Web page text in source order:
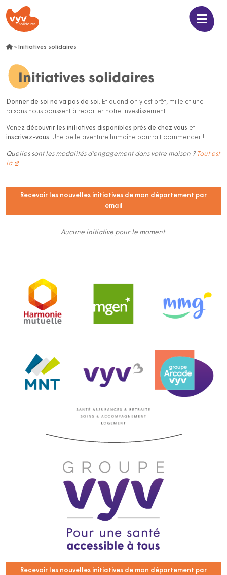
» Initiatives solidaires
Initiatives solidaires
Donner de soi ne va pas de soi. Et quand on y est prêt, mille et une
raisons nous poussent à reporter notre investissement.
Venez découvrir les initiatives disponibles près de chez vous et
inscrivez-vous. Une belle aventure humaine pourrait commencer !
Quelles sont les modalités d’engagement dans votre maison ? Tout est
là
Recevoir les nouvelles initiatives de mon département par
email
Aucune initiative pour le moment.
Recevoir les nouvelles initiatives de mon département par